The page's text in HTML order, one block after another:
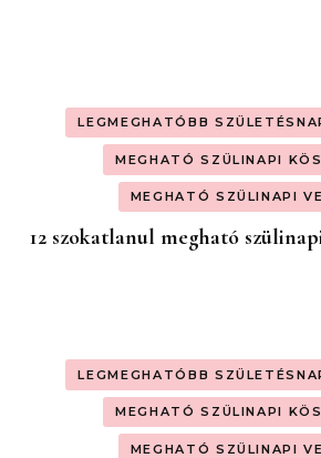
LEGMEGHATÓBB
MEGHATÓ SZÜLINAPI
MEGHATÓ SZÜLINAPI
12 szokatlanul megható
LEGMEGHATÓBB
MEGHATÓ SZÜLINAPI
MEGHATÓ SZÜLINAPI